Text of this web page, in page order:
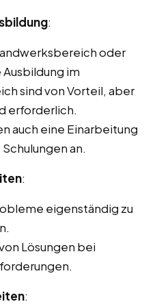
:
oder
im
sind von Vorteil, aber
erforderlich.
auch eine Einarbeitung
an.
:
eigenständig zu
Lösungen bei
: